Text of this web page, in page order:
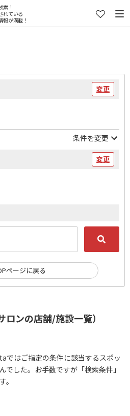
索！
れている
報が満載！
ンの店舗/施設一覧）
ではご指定の条件に該当するスポッ
でした。お手数ですが「検索条件」
。
変更
条件を変更
変更
ページに戻る